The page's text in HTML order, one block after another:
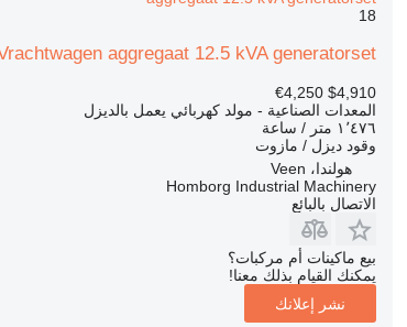
18
aggregaat 12.5 kVA generatorset
$4,910
€4,250
المعدات الصناعية - مولد كهربائي يعمل بالديزل
١٬٤٧٦ متر / ساعة
وقود ديزل / مازوت
هولندا، Veen
Homborg Industrial Machinery
الاتصال بالبائع
بيع ماكينات أم مركبات؟
يمكنك القيام بذلك معنا!
نشر إعلانك